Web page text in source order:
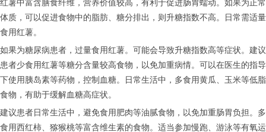
红薯中富含膳食纤维，营养价值较高，有利于促进肠胃蠕动。如果为正常
体质，可以促进食物中的脂肪、糖分排出，则升糖指数不高。日常需适量
食用红薯。
如果为糖尿病患者，过量食用红薯。可能会导致升糖指数高等症状。建议
患者少食用红薯等糖分含量较高食物，以免加重病情。可以在医生的指导
下使用胰岛素等药物，控制血糖。日常生活中，多食用黄瓜、玉米等低脂
食物，有助于缓解血糖高症状。
建议患者日常生活中，避免食用肥肉等油腻食物，以免加重肠胃负担。多
食用西红柿、猕猴桃等富含维生素的食物。适当参加慢跑、游泳等有氧运